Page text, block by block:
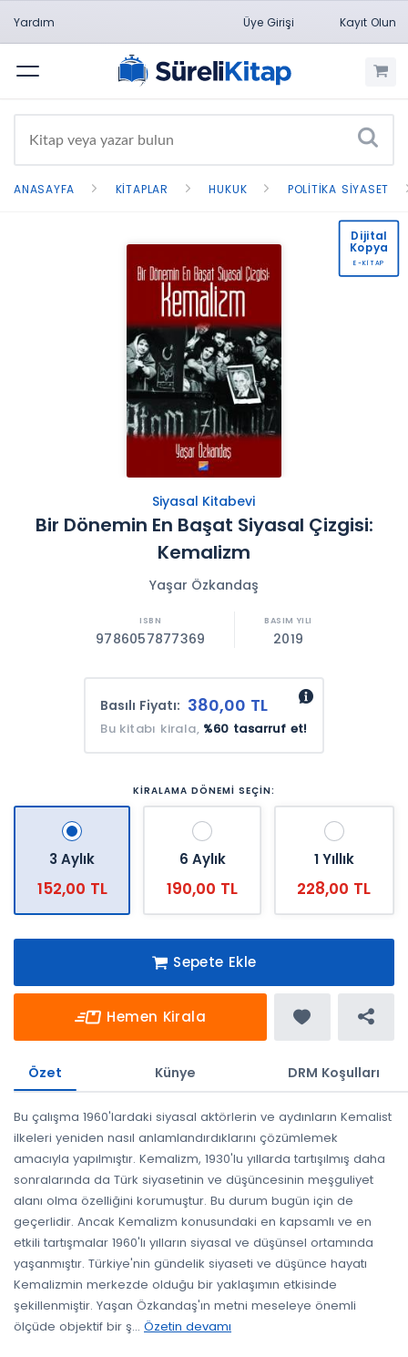
Yardım Üye Girişi Kayıt Olun
Menü
ANASAYFA KITAPLAR HUKUK POLITIKA SIYASET
Siyasal Kitabevi
Bir Dönemin En Başat Siyasal Çizgisi:
Kemalizm
Yaşar Özkandaş
9786057877369 2019
Basılı Fiyatı: 380,00 TL
Bu kitabı kirala, %60 tasarruf et!
KİRALAMA DÖNEMİ SEÇİN:
3 Aylık
152,00 TL
6 Aylık
190,00 TL
1 Yıllık
228,00 TL
Sepete Ekle
Hemen Kirala
Özet Künye DRM Koşulları
Bu çalışma 1960'lardaki siyasal aktörlerin ve aydınların Kemalist
ilkeleri yeniden nasıl anlamlandırdıklarını çözümlemek
amacıyla yapılmıştır. Kemalizm, 1930'lu yıllarda tartışılmış daha
sonralarında da Türk siyasetinin ve düşüncesinin meşguliyet
alanı olma özelliğini korumuştur. Bu durum bugün için de
geçerlidir. Ancak Kemalizm konusundaki en kapsamlı ve en
etkili tartışmalar 1960'lı yılların siyasal ve düşünsel ortamında
yaşanmıştır. Türkiye'nin gündelik siyaseti ve düşünce hayatı
Kemalizmin merkezde olduğu bir yaklaşımın etkisinde
şekillenmiştir. Yaşan Özkandaş'ın metni meseleye önemli
ölçüde objektif bir ş... Özetin devamı
Dijital
Kopya
E-KİTAP